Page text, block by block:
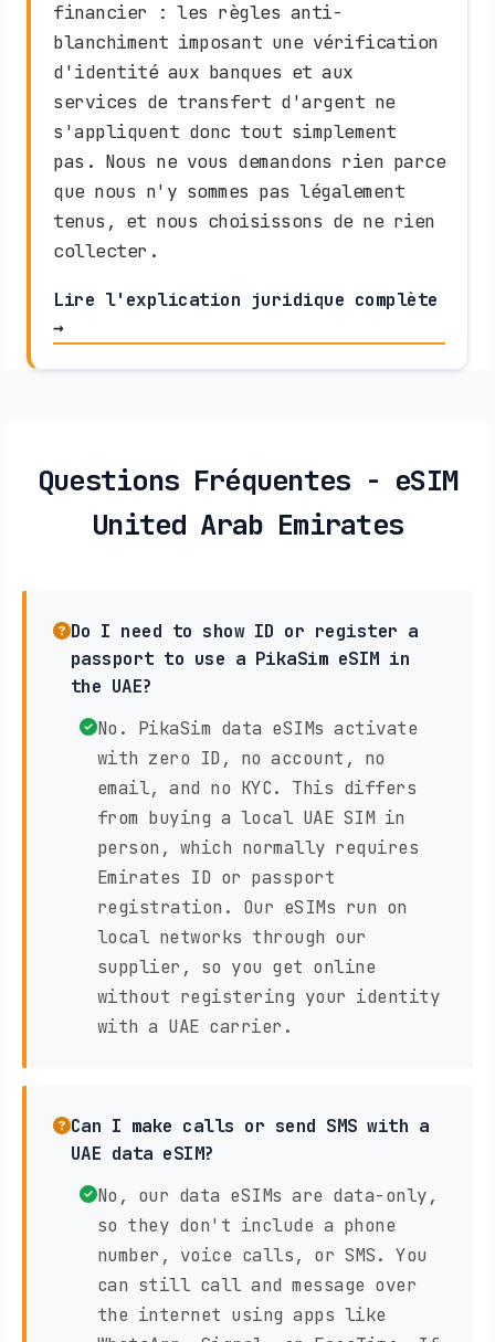
financier : les règles anti-
blanchiment imposant une vérification
d'identité aux banques et aux
services de transfert d'argent ne
s'appliquent donc tout simplement
pas. Nous ne vous demandons rien parce
que nous n'y sommes pas légalement
tenus, et nous choisissons de ne rien
collecter.
Lire l'explication juridique complète
→
Questions Fréquentes - eSIM
United Arab Emirates
Do I need to show ID or register a
passport to use a PikaSim eSIM in
the UAE?
No. PikaSim data eSIMs activate
with zero ID, no account, no
email, and no KYC. This differs
from buying a local UAE SIM in
person, which normally requires
Emirates ID or passport
registration. Our eSIMs run on
local networks through our
supplier, so you get online
without registering your identity
with a UAE carrier.
Can I make calls or send SMS with a
UAE data eSIM?
No, our data eSIMs are data-only,
so they don't include a phone
number, voice calls, or SMS. You
can still call and message over
the internet using apps like